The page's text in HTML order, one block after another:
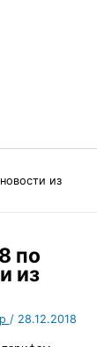
из
по
из
/ 28.12.2018